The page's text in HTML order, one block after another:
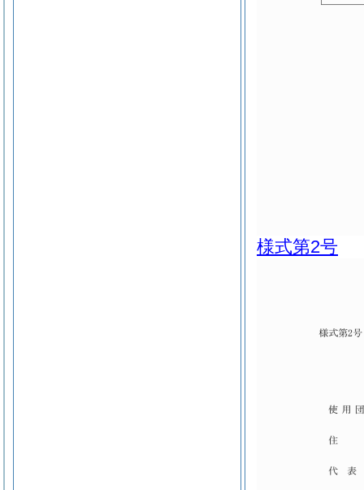
様式第2号